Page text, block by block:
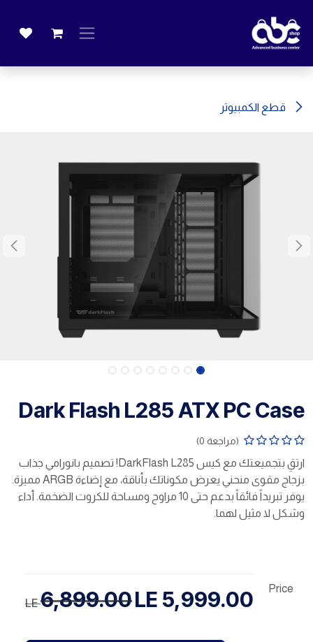
قطع الكمبيوتر
Dark Flash L285 ATX PC Case
(مراجعة 0)
ارتقِ بتجميعتك مع كيس DarkFlash L285! تصميم بانورامي جذاب
بزجاج مقوى منحني يعرض مكوناتك بأناقة، مع إضاءة ARGB مميزة.
يوفر تبريداً فائقاً بدعم حتى 10 مراوح ومساحة للكروت الضخمة. أداء
وشكل لا مثيل لهما.
Price
5,999.00
6,899.00
LE